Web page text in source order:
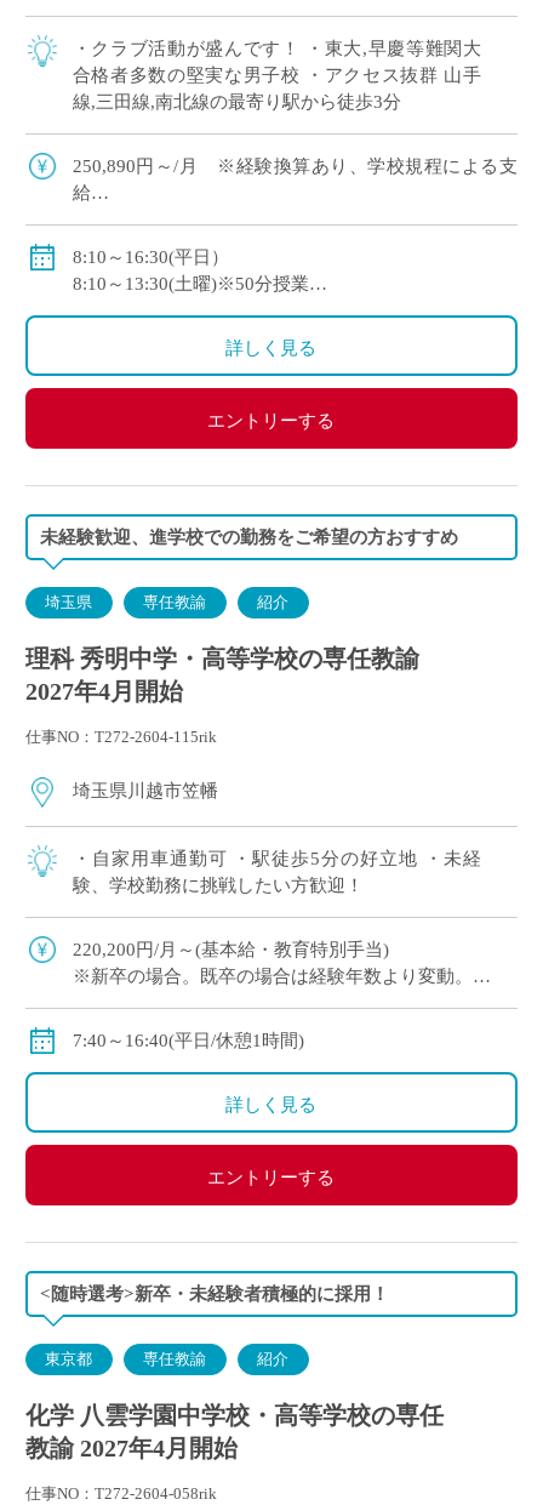
・クラブ活動が盛んです！ ・東大,早慶等難関大
合格者多数の堅実な男子校 ・アクセス抜群 山手
線,三田線,南北線の最寄り駅から徒歩3分
250,890円～/月 ※経験換算あり、学校規程による支
給
（本俸＋調整給＋教職手当＋住宅手当8,700）
賞与 交通費支給 他諸手当有
初年度年収見込：約400万（固定給のみ、変動手当
別、賞与3.8か月）
2年目年収見込：約500万（固定給のみ、変動手当別、
8:10～16:30(平日）
8:10～13:30(土曜)※50分授業
週休2日を基本とした「年間変形労働時間制」（年末
年始休暇、特別休暇制度あり）
詳しく見る
エントリーする
未経験歓迎、進学校での勤務をご希望の方おすすめ
埼玉県 専任教諭 紹介
理科 秀明中学・高等学校の専任教諭
2027年4月開始
仕事NO：T272-2604-115rik
埼玉県川越市笠幡
・自家用車通勤可 ・駅徒歩5分の好立地 ・未経
験、学校勤務に挑戦したい方歓迎！
220,200円/月～(基本給・教育特別手当)
※新卒の場合。既卒の場合は経験年数より変動。
※年俸制(基本給・教育特別手当・職務手当・賞与等を
合算の上決定)
交通費別途支給
7:40～16:40(平日/休憩1時間)
詳しく見る
エントリーする
<随時選考>新卒・未経験者積極的に採用！
東京都 専任教諭 紹介
化学 八雲学園中学校・高等学校の専任
教諭 2027年4月開始
仕事NO：T272-2604-058rik